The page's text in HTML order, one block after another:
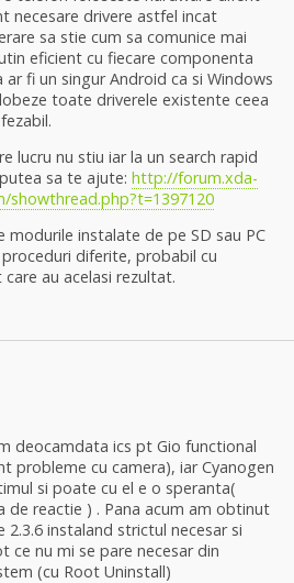
necesare drivere astfel incat
sa stie cum sa comunice mai
eficient cu fiecare componenta
ar fi un singur Android ca si Windows
toate driverele existente ceea
lucru nu stiu iar la un search rapid
sa te ajute: http://forum.xda-
showthread.php?t=1397120
modurile instalate de pe SD sau PC
diferite, probabil cu
au acelasi rezultat.
deocamdata ics pt Gio functional
probleme cu camera), iar Cyanogen
si poate cu el e o speranta(
de reactie ) . Pana acum am obtinut
2.3.6 instaland strictul necesar si
ce nu mi se pare necesar din
(cu Root Uninstall)